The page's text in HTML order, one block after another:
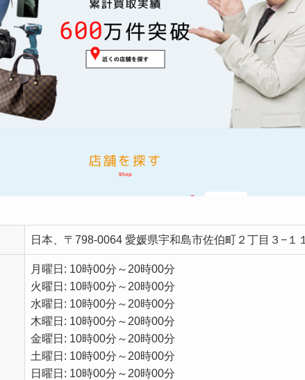
日本、〒798-0064 愛媛県宇和島市佐伯町２丁目３−１１
月曜日: 10時00分～20時00分
火曜日: 10時00分～20時00分
水曜日: 10時00分～20時00分
木曜日: 10時00分～20時00分
金曜日: 10時00分～20時00分
土曜日: 10時00分～20時00分
日曜日: 10時00分～20時00分